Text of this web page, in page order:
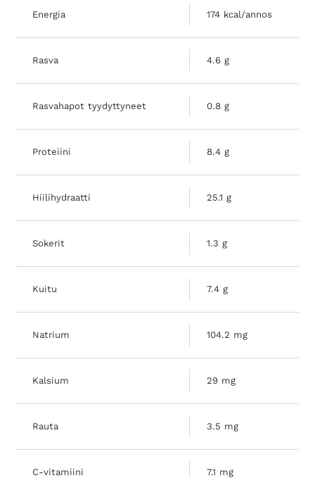
Energia 174 kcal/annos
Rasva 4.6 g
Rasvahapot tyydyttyneet 0.8 g
Proteiini 8.4 g
Hiilihydraatti 25.1 g
Sokerit 1.3 g
Kuitu 7.4 g
Natrium 104.2 mg
Kalsium 29 mg
Rauta 3.5 mg
C-vitamiini 7.1 mg